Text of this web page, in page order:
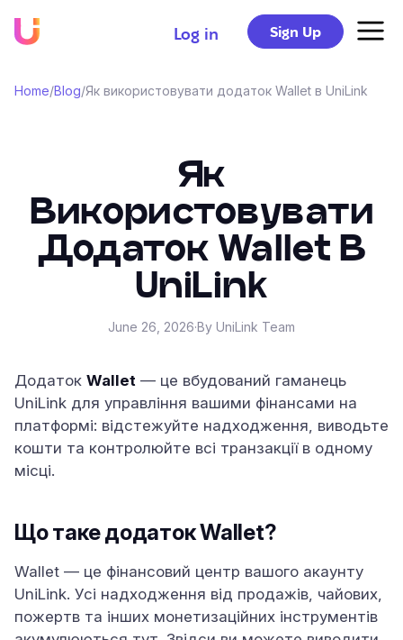
Log in Sign Up
Home/Blog/Як використовувати додаток Wallet в UniLink
Як
Використовувати
Додаток Wallet В
UniLink
June 26, 2026·By UniLink Team
Додаток Wallet — це вбудований гаманець
UniLink для управління вашими фінансами на
платформі: відстежуйте надходження, виводьте
кошти та контролюйте всі транзакції в одному
місці.
Що таке додаток Wallet?
Wallet — це фінансовий центр вашого акаунту
UniLink. Усі надходження від продажів, чайових,
пожертв та інших монетизаційних інструментів